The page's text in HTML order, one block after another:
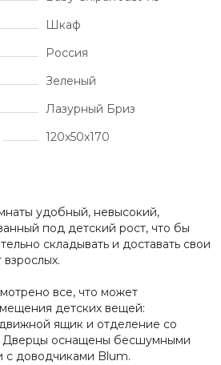
Шкаф
Россия
Зеленый
Лазурный Бриз
120x50x170
удобный, невысокий,
под детский рост, что бы
складывать и доставать свои
все, что может
детских вещей:
ящик и отделение со
Дверцы оснащены бесшумными
с доводчиками Blum.